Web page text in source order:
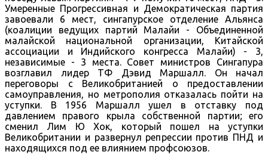
Умеренные Прогрессивная и Демократическая партия
завоевали 6 мест, сингапурское отделение Альянса
(коалиции ведущих партий Малайи - Объединенной
малайской национальной организации, Китайской
ассоциации и Индийского конгресса Малайи) - 3,
независимые - 3 места. Совет министров Сингапура
возглавил лидер ТФ Дэвид Маршалл. Он начал
переговоры с Великобританией о предоставлении
самоуправления, но метрополия отказалась пойти на
уступки. В 1956 Маршалл ушел в отставку под
давлением правого крыла собственной партии; его
сменил Лим Ю Хок, который пошел на уступки
Великобритании и развернул репрессии против ПНД и
находящихся под ее влиянием профсоюзов.